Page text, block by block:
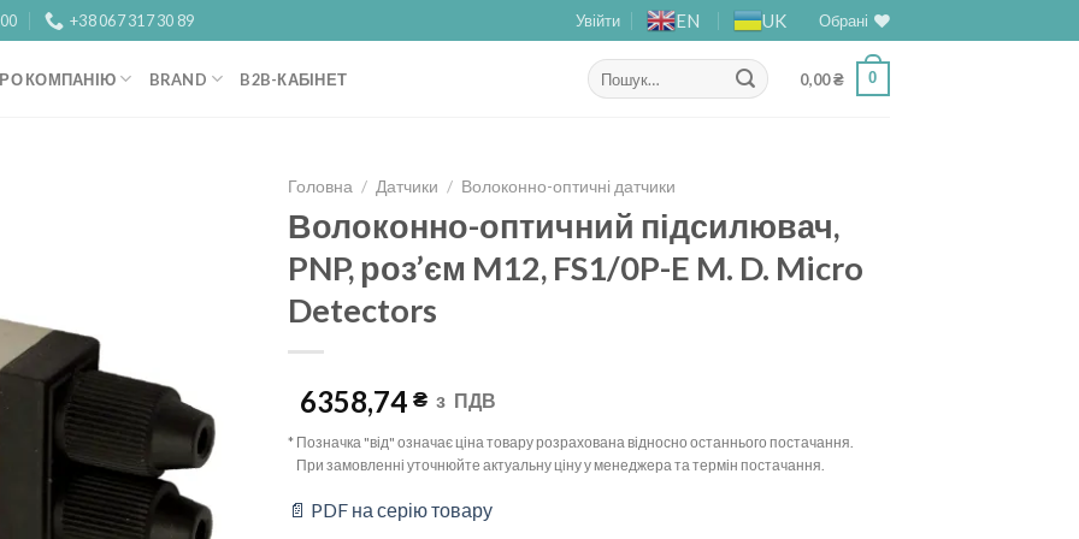
+38 067 317 30 89 Увійти EN UK Обрані
КОМПАНІЮ BRAND B2B-КАБІНЕТ
Шукати:
0,00₴ 0
Головна / Датчики / Волоконно-оптичні датчики
Волоконно-оптичний підсилювач,
PNP, роз’єм M12, FS1/0P-E M. D. Micro
Detectors
6358,74 ₴ з ПДВ
* Позначка "від" означає ціна товару розрахована відносно останнього постачання.
При замовленні уточнюйте актуальну ціну у менеджера та термін постачання.
📄 PDF на серію товару